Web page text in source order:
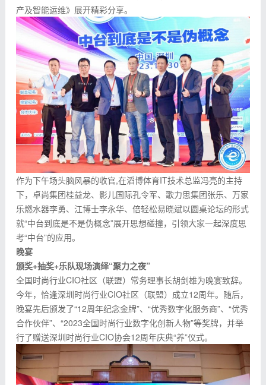
产及智能运维》展开精彩分享。
作为下午场头脑风暴的收官,在滔博体育IT技术总监冯亮的主持
下，卓尚集团桂益龙、影儿国际孔令军、歌力思集团张乐、万家
乐燃水器李勇、江博士李永华、倍轻松易晓斌以圆桌论坛的形式
就“中台到底是不是伪概念”展开思想碰撞，引领大家一起深度思
考“中台”的应用。
晚宴
颁奖+抽奖+乐队现场演绎“聚力之夜”
全国时尚行业CIO社区（联盟）常务理事长胡剑雄为晚宴致辞。
今年，恰逢深圳时尚行业CIO社区（联盟）成立12周年。随后，
晚宴先后颁发了“12周年纪念金牌”、“优秀数字化服务商”、“优秀
合作伙伴”、“2023全国时尚行业数字化创新人物”等奖牌，并举
行了赠送深圳时尚行业CIO协会12周年庆典“养”仪式。